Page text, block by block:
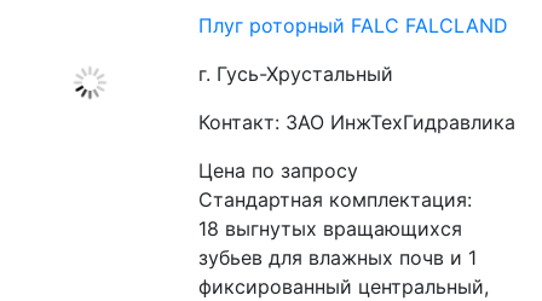
Плуг роторный FALC FALCLAND
г. Гусь-Хрустальный
Контакт: ЗАО ИнжТехГидравлика
Цена по запросу
Стандартная комплектация:
18 выгнутых вращающихся
зубьев для влажных почв и 1
фиксированный центральный,